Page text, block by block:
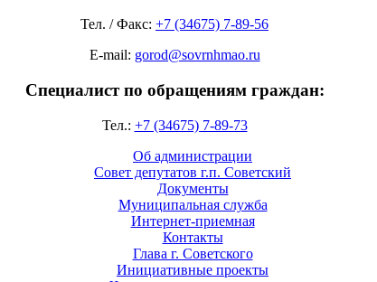
Тел. / Факс: +7 (34675) 7-89-56
E-mail: gorod@sovrnhmao.ru
Специалист по обращениям граждан:
Тел.: +7 (34675) 7-89-73
Об администрации
Совет депутатов г.п. Советский
Документы
Муниципальная служба
Интернет-приемная
Контакты
Глава г. Советского
Инициативные проекты